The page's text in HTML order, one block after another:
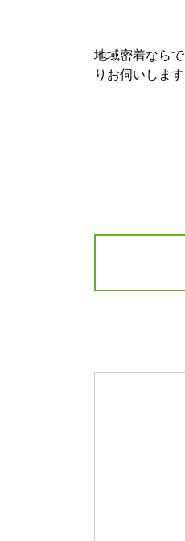
地域密着なら
りお伺いします